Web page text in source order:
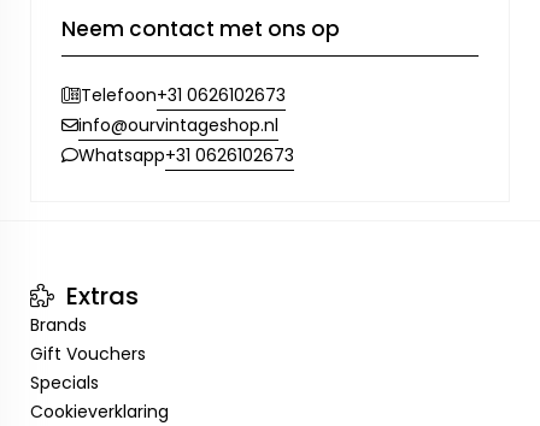
Neem contact met ons op
Telefoon+31 0626102673
info@ourvintageshop.nl
Whatsapp+31 0626102673
Extras
Brands
Gift Vouchers
Specials
Cookieverklaring